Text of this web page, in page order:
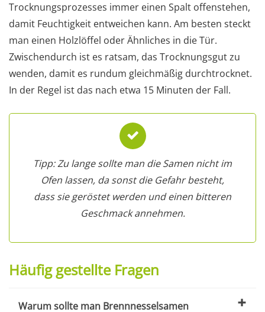
Trocknungsprozesses immer einen Spalt offenstehen,
damit Feuchtigkeit entweichen kann. Am besten steckt
man einen Holzlöffel oder Ähnliches in die Tür.
Zwischendurch ist es ratsam, das Trocknungsgut zu
wenden, damit es rundum gleichmäßig durchtrocknet.
In der Regel ist das nach etwa 15 Minuten der Fall.
Tipp: Zu lange sollte man die Samen nicht im
Ofen lassen, da sonst die Gefahr besteht,
dass sie geröstet werden und einen bitteren
Geschmack annehmen.
Häufig gestellte Fragen
Warum sollte man Brennnesselsamen